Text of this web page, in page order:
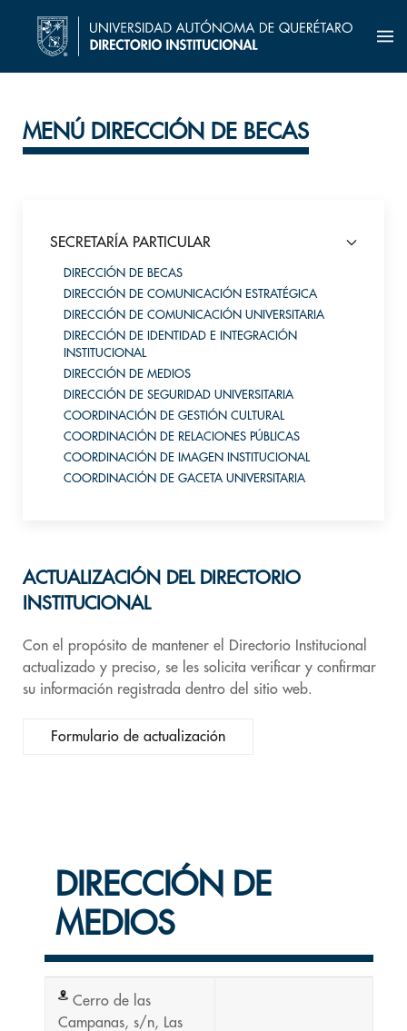
MENÚ DIRECCIÓN DE BECAS
SECRETARÍA PARTICULAR
DIRECCIÓN DE BECAS
DIRECCIÓN DE COMUNICACIÓN ESTRATÉGICA
DIRECCIÓN DE COMUNICACIÓN UNIVERSITARIA
DIRECCIÓN DE IDENTIDAD E INTEGRACIÓN
INSTITUCIONAL
DIRECCIÓN DE MEDIOS
DIRECCIÓN DE SEGURIDAD UNIVERSITARIA
COORDINACIÓN DE GESTIÓN CULTURAL
COORDINACIÓN DE RELACIONES PÚBLICAS
COORDINACIÓN DE IMAGEN INSTITUCIONAL
COORDINACIÓN DE GACETA UNIVERSITARIA
ACTUALIZACIÓN DEL DIRECTORIO
INSTITUCIONAL
Con el propósito de mantener el Directorio Institucional
actualizado y preciso, se les solicita verificar y confirmar
su información registrada dentro del sitio web.
Formulario de actualización
DIRECCIÓN DE
MEDIOS
Cerro de las
Campanas, s/n, Las